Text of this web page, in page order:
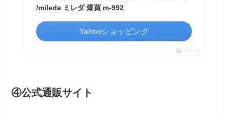
/mileda ミレダ 爆買 m-992
Yahooショッピング
ポチップ
④公式通販サイト